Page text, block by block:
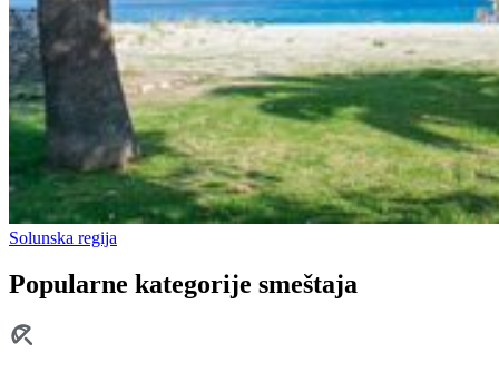
Solunska regija
Popularne kategorije smeštaja